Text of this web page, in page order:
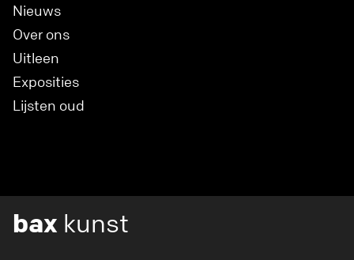
Nieuws
Over ons
Uitleen
Exposities
Lijsten oud
bax kunst